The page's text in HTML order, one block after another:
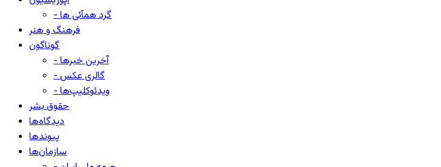
- گرد همآئی ها
فرهنگ و هنر
گوناگون
- آخرین خبرها
- گالری عکس
- ویدئوکلیپ‌ها
حقوق بشر
دیدگاه‌ها
پیوندها
سازمان‌ها